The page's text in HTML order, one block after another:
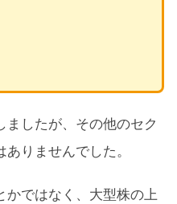
したが、その他のセク
りませんでした。
かではなく、大型株の上